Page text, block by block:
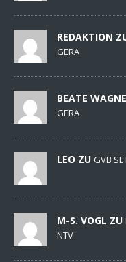
REDAKTION
GERA
BEATE
GERA
LEO ZU GVB
M-S. VOGL ZU
NTV